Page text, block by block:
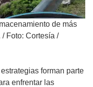
de más
/ Foto: Cortesía /
forman parte
enfrentar las